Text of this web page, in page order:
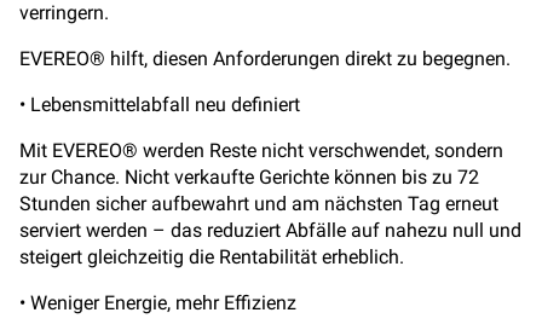
verringern.
EVEREO® hilft, diesen Anforderungen direkt zu begegnen.
• Lebensmittelabfall neu definiert
Mit EVEREO® werden Reste nicht verschwendet, sondern
zur Chance. Nicht verkaufte Gerichte können bis zu 72
Stunden sicher aufbewahrt und am nächsten Tag erneut
serviert werden – das reduziert Abfälle auf nahezu null und
steigert gleichzeitig die Rentabilität erheblich.
• Weniger Energie, mehr Effizienz